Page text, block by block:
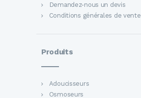
Demandez-nous un devis
Conditions générales de vente
Produits
Adoucisseurs
Osmoseurs